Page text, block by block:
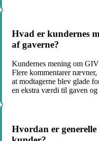
Hvad er kundernes
af gaverne?
Kundernes mening om
Flere kommentarer
at modtagerne blev glade
en ekstra værdi til gaven
Hvordan er